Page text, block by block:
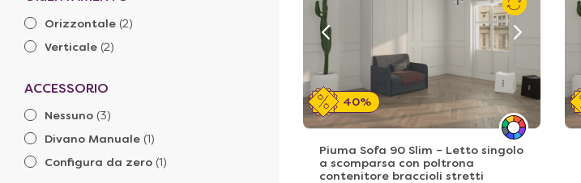
Orizzontale (2)
Verticale (2)
ACCESSORIO
Nessuno (3)
Divano Manuale (1)
Configura da zero (1)
40%
Piuma Sofa 90 Slim – Letto singolo
a scomparsa con poltrona
contenitore braccioli stretti